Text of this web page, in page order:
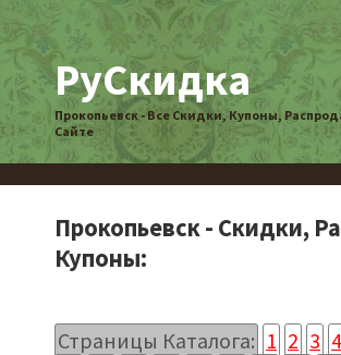
РуСкидка
Прокопьевск - Все Скидки, Купоны,
Сайте
Прокопьевск - Скидки,
Купоны:
Страницы Каталога: 1 2 3 4